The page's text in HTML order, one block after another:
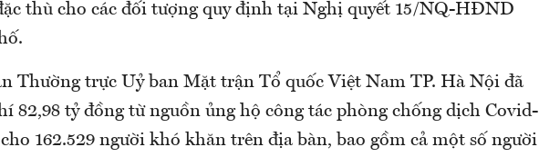
thù cho các đối tượng quy định tại Nghị quyết 15/NQ-HĐND
Thường trực Uỷ ban Mặt trận Tổ quốc Việt Nam TP. Hà Nội đã
82,98 tỷ đồng từ nguồn ủng hộ công tác phòng chống dịch Covid-
162.529 người khó khăn trên địa bàn, bao gồm cả một số người